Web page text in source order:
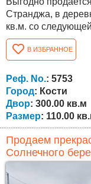
Странджа, в
кв.м. со следующей
комнаты, два склада,
этаж/ жилой / - гостиная, кухня, ванная комната с
туалетом, две
туалетом / полумассивный
возможностью
В ИЗБРАННОЕ
Реф. No.: 5753
Город: Кости
Двор: 300.00 кв.м
Размер: 110.00
Продаем
Солнечного